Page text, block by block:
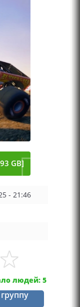
GB]
- 21:46
людей: 5